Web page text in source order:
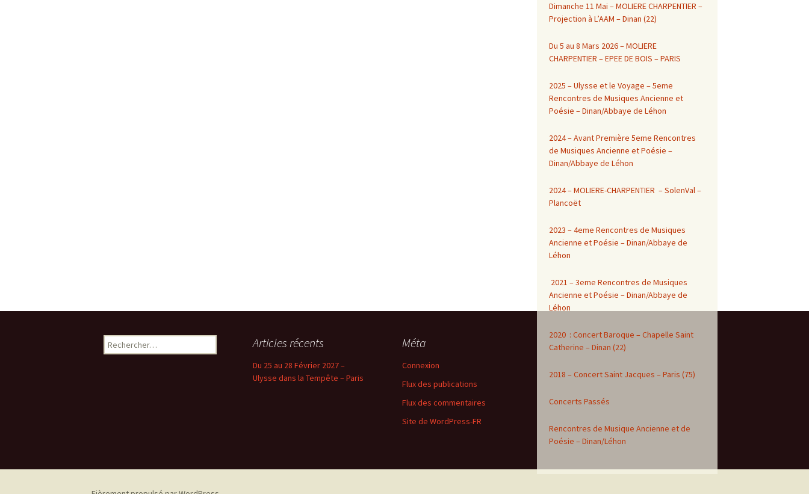
Dimanche 11 Mai – MOLIERE CHARPENTIER –
Projection à L’AAM – Dinan (22)
Du 5 au 8 Mars 2026 – MOLIERE
CHARPENTIER – EPEE DE BOIS – PARIS
2025 – Ulysse et le Voyage – 5eme
Rencontres de Musiques Ancienne et
Poésie – Dinan/Abbaye de Léhon
2024 – Avant Première 5eme Rencontres
de Musiques Ancienne et Poésie –
Dinan/Abbaye de Léhon
2024 – MOLIERE-CHARPENTIER – SolenVal –
Plancoët
2023 – 4eme Rencontres de Musiques
Ancienne et Poésie – Dinan/Abbaye de
Léhon
2021 – 3eme Rencontres de Musiques
Ancienne et Poésie – Dinan/Abbaye de
Léhon
2020 : Concert Baroque – Chapelle Saint
Catherine – Dinan (22)
2018 – Concert Saint Jacques – Paris (75)
Concerts Passés
Rencontres de Musique Ancienne et de
Poésie – Dinan/Léhon
Rechercher : Articles récents
Du 25 au 28 Février 2027 –
Ulysse dans la Tempête – Paris
Méta
Connexion
Flux des publications
Flux des commentaires
Site de WordPress-FR